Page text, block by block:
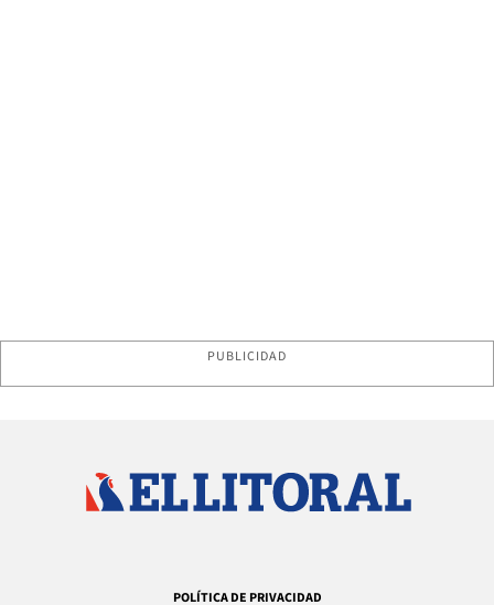
PUBLICIDAD
POLÍTICA DE PRIVACIDAD